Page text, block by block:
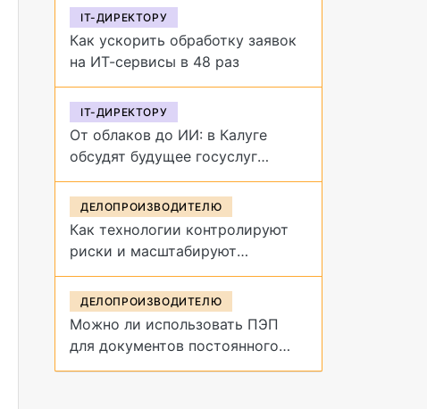
от него избавиться
IT-ДИРЕКТОРУ
Как ускорить обработку заявок
на ИТ-сервисы в 48 раз
IT-ДИРЕКТОРУ
От облаков до ИИ: в Калуге
обсудят будущее госуслуг
на форуме «Цифровая
эволюция»
ДЕЛОПРОИЗВОДИТЕЛЮ
Как технологии контролируют
риски и масштабируют
управление договорами
ДЕЛОПРОИЗВОДИТЕЛЮ
Можно ли использовать ПЭП
для документов постоянного
срока хранения?